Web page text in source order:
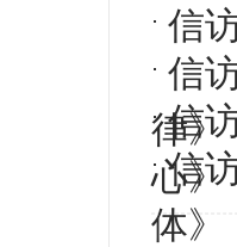
信
信
律》
信
心》
信
体》